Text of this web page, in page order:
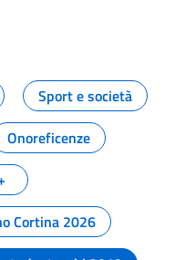
Sport e società
Onoreficenze
Cortina 2026